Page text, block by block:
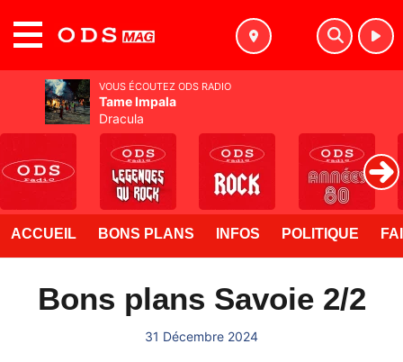
ACCUEIL BONS PLANS INFOS POLITIQUE
Bons plans Savoie 2/2
31 Décembre 2024
VOUS ÉCOUTEZ ODS RADIO
Tame Impala
Dracula